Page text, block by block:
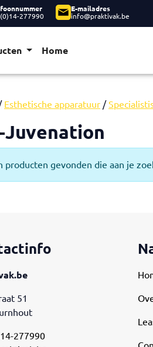
277990
E-mailadres
info@praktivak.be
Home
Esthetische apparatuur /
Juvenation
producten gevonden die aan je
51
277990